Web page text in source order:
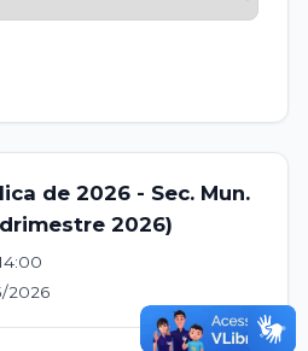
de 2026 - Sec. Mun.
2026)
2026